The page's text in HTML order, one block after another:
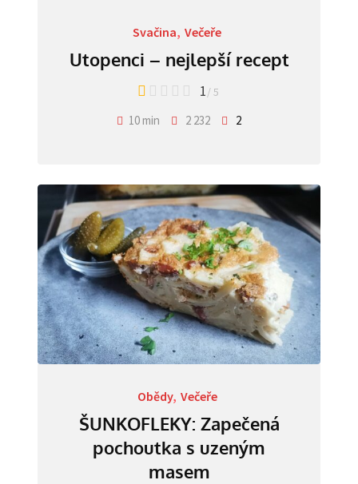
Svačina, Večeře
Utopenci – nejlepší recept
1/ 5
10 min 2 232 2
Obědy, Večeře
ŠUNKOFLEKY: Zapečená
pochoutka s uzeným
masem